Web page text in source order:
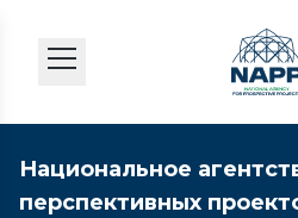
Национальное
перспективных